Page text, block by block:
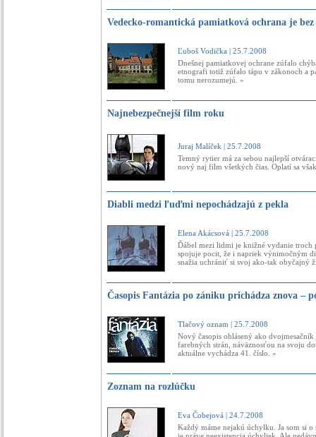
Vedecko-romantická pamiatková ochrana je
Ľuboš Vodička | 25.7.2008
Dnešnej pamiatkovej ochrane zúfalo
etnografi totiž zúfalo tápu v zákonoch a
tomu nerozumejú. »
Najnebezpečnejší film roku
Juraj Malíček | 25.7.2008
Temný rytier má za sebou najlepší
nový naj film všetkých čias. Oplatí sa
Diabli medzi ľuďmi nepochádzajú z pekla
Elena Akácsová | 25.7.2008
Ďábel mezi lidmi je knižné vydanie troch
spojuje pocit, že i napriek výnimočným
snažia uchrániť si svoj ako-tak obyčajný
Časopis Fantázia po zániku prichádza znova –
Tlačový oznam | 25.7.2008
Nový časopis ohlásený ako
farebných strán, náväznosťou na svoju
aktuálne vychádza 41. číslo. »
Zoznam na rozlúčku
Eva Čobejová | 24.7.2008
Každý máme nejakú úchylku. Ja som si